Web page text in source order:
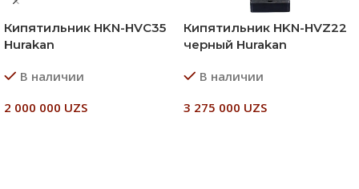
Кипятильник HKN-HVC35
Hurakan
В наличии
2 000 000 UZS
Кипятильник HKN-HVZ22
черный Hurakan
В наличии
3 275 000 UZS